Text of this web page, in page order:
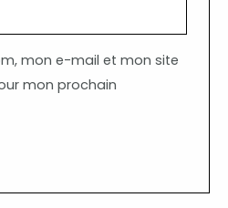
mon e-mail et mon site
mon prochain